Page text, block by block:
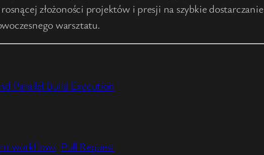
złożoności projektów i presji na szybkie
warsztatu.
Parallel Build Execution
workflows Pull Request